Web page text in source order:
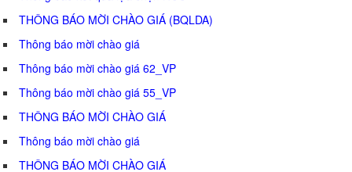
THÔNG BÁO MỜI CHÀO GIÁ (BQLDA)
Thông báo mời chào giá
Thông báo mời chào giá 62_VP
Thông báo mời chào giá 55_VP
THÔNG BÁO MỜI CHÀO GIÁ
Thông báo mời chào giá
THÔNG BÁO MỜI CHÀO GIÁ